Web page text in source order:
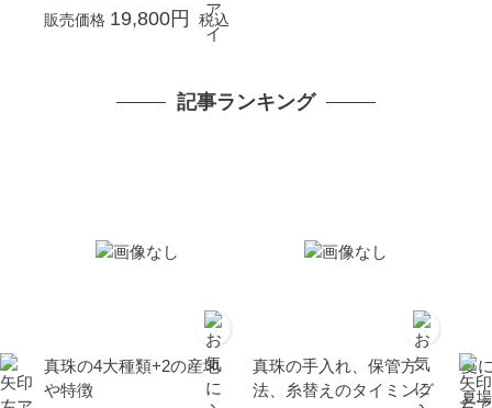
式 母の日 ホワイトデー
プレゼント 金属アレルギ
販売価格 19,800円 税込
記事ランキング
真珠の4大種類+2の産地
や特徴
真珠の手入れ、保管方
法、糸替えのタイミング
夏
夏